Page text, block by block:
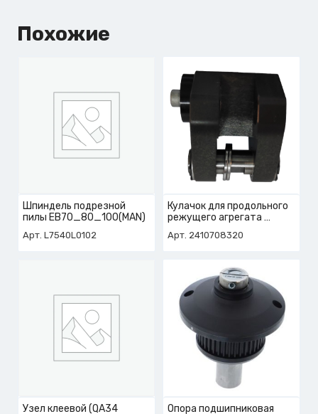
Похожие
Шпиндель подрезной
пилы EB70_80_100(MAN)
Арт. L7540L0102
Кулачок для продольного
режущего агрегата
Арт. 2410708320
Узел клеевой (QA34
Опора подшипниковая